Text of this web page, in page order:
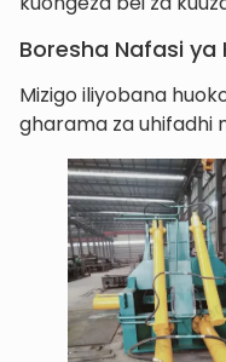
Boresha Nafasi ya
Mizigo iliyobana
gharama za uhifadhi